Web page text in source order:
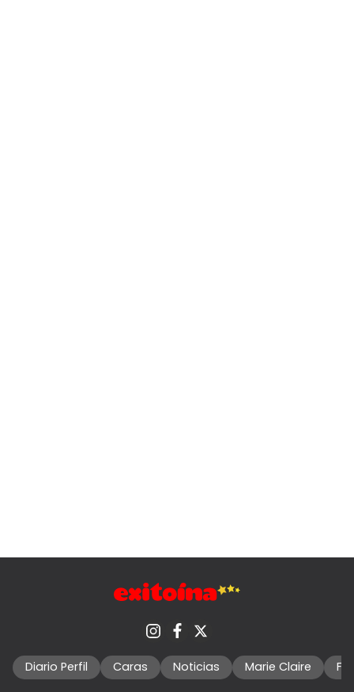
Diario Perfil Caras Noticias Marie Claire